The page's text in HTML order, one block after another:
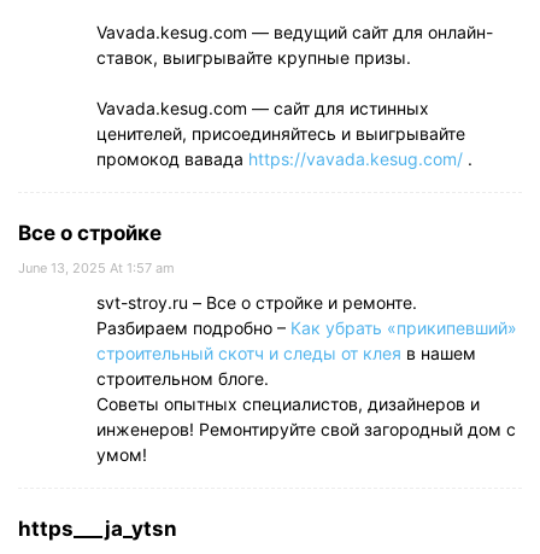
Vavada.kesug.com — ведущий сайт для онлайн-
ставок, выигрывайте крупные призы.
Vavada.kesug.com — сайт для истинных
ценителей, присоединяйтесь и выигрывайте
промокод вавада https://vavada.kesug.com/ .
Все о стройке
June 13, 2025 At 1:57 am
svt-stroy.ru – Все о стройке и ремонте.
Разбираем подробно – Как убрать «прикипевший»
строительный скотч и следы от клея в нашем
строительном блоге.
Советы опытных специалистов, дизайнеров и
инженеров! Ремонтируйте свой загородный дом с
умом!
https___ja_ytsn